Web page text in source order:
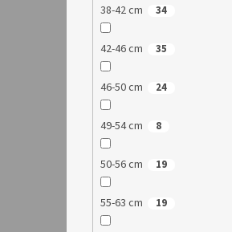
38-42 cm 34
42-46 cm 35
46-50 cm 24
49-54 cm 8
50-56 cm 19
55-63 cm 19